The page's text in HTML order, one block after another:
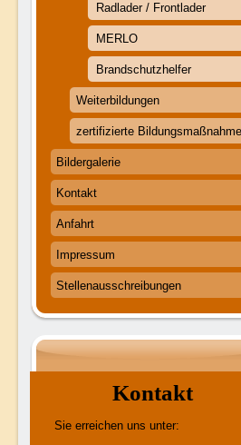
Radlader / Frontlader
MERLO
Brandschutzhelfer
Weiterbildungen
zertifizierte
Bildergalerie
Kontakt
Anfahrt
Impressum
Stellenausschreibungen
Kontakt
Sie erreichen uns unter: